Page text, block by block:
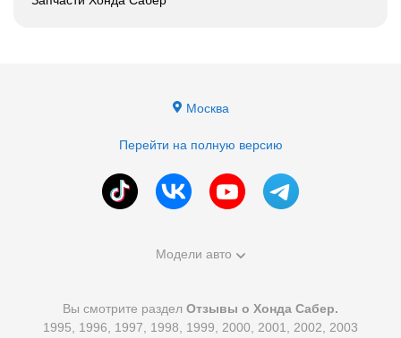
Москва
Перейти на полную версию
Модели авто
Вы смотрите раздел Отзывы о Хонда Сабер.
1995, 1996, 1997, 1998, 1999, 2000, 2001, 2002, 2003